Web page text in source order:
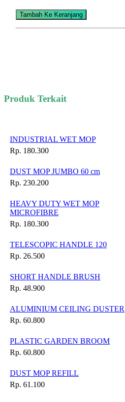
Tambah Ke Keranjang
Produk Terkait
INDUSTRIAL WET MOP
Rp. 180.300
DUST MOP JUMBO 60 cm
Rp. 230.200
HEAVY DUTY WET MOP
MICROFIBRE
Rp. 180.300
TELESCOPIC HANDLE 120
Rp. 26.500
SHORT HANDLE BRUSH
Rp. 48.900
ALUMINIUM CEILING DUSTER
Rp. 60.800
PLASTIC GARDEN BROOM
Rp. 60.800
DUST MOP REFILL
Rp. 61.100